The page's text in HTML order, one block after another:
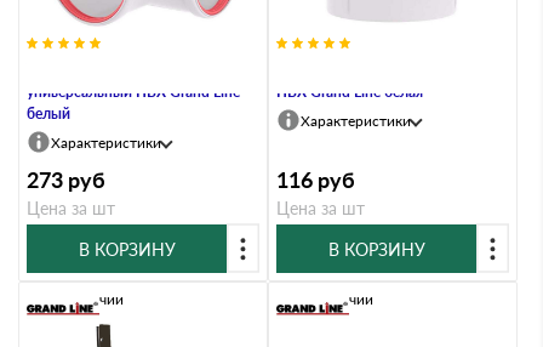
универсальный ПВХ Grand Line
белый
Характеристики
273 руб
Цена за шт
В КОРЗИНУ
ПВХ Grand Line белая
Характеристики
116 руб
Цена за шт
В КОРЗИНУ
В наличии В наличии